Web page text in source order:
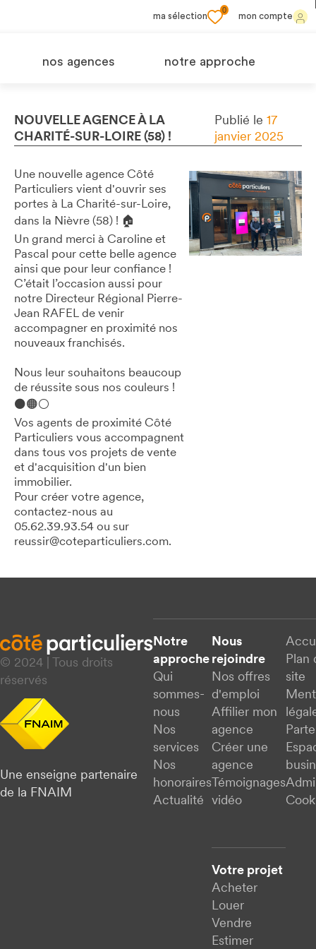
ma sélection
0
mon compte
nos agences notre approche
NOUVELLE AGENCE À LA
CHARITÉ-SUR-LOIRE (58) !
Publié le17
janvier 2025
Une nouvelle agence Côté
Particuliers vient d'ouvrir ses
portes à La Charité-sur-Loire,
dans la Nièvre (58) ! 🏠
Un grand merci à Caroline et
Pascal pour cette belle agence
ainsi que pour leur confiance !
C’était l’occasion aussi pour
notre Directeur Régional Pierre-
Jean RAFEL de venir
accompagner en proximité nos
nouveaux franchisés.
Nous leur souhaitons beaucoup
de réussite sous nos couleurs !
⚫🟠⚪
Vos agents de proximité Côté
Particuliers vous accompagnent
dans tous vos projets de vente
et d'acquisition d'un bien
immobilier.
Pour créer votre agence,
contactez-nous au
05.62.39.93.54 ou sur
reussir@coteparticuliers.com.
© 2024 | Tous droits
réservés
Une enseigne partenaire
de la FNAIM
Notre
approche
Qui
sommes-
nous
Nos
services
Nos
honoraires
Actualité
Nous
rejoindre
Nos offres
d'emploi
Affilier mon
agence
Créer une
agence
Témoignages
vidéo
Votre projet
Acheter
Louer
Vendre
Estimer
Plan
site